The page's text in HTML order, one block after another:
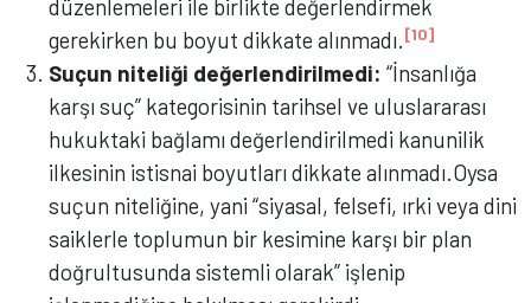
düzenlemeleri ile birlikte değerlendirmek
gerekirken bu boyut dikkate alınmadı.[10]
Suçun niteliği değerlendirilmedi:“İnsanlığa
karşı suç” kategorisinin tarihsel ve uluslararası
hukuktaki bağlamı değerlendirilmedi kanunilik
ilkesinin istisnai boyutları dikkate alınmadı.Oysa
suçun niteliğine, yani “siyasal, felsefi, ırki veya dini
saiklerle toplumun bir kesimine karşı bir plan
doğrultusunda sistemli olarak” işlenip